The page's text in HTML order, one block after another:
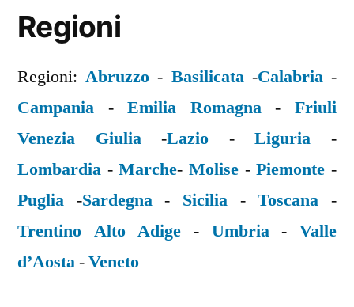
Regioni
Regioni:Abruzzo - Basilicata-Calabria-
Campania -Emilia Romagna-Friuli
Venezia Giulia-Lazio -Liguria -
Lombardia -Marche-Molise -Piemonte -
Puglia -Sardegna- Sicilia -Toscana -
Trentino Alto Adige - Umbria-Valle
d’Aosta-Veneto